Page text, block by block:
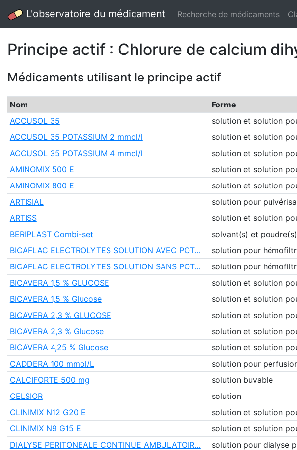
L'observatoire du médicament Recherche de médicaments
Principe actif : Chlorure de calcium
Médicaments utilisant le principe actif
Nom Forme
ACCUSOL 35
solution et solution
ACCUSOL 35 POTASSIUM 2 mmol/l
solution et solution
ACCUSOL 35 POTASSIUM 4 mmol/l
solution et solution
AMINOMIX 500 E
solution et solution
AMINOMIX 800 E
solution et solution
ARTISIAL
solution pour
ARTISS
solution et solution
BERIPLAST Combi-set
solvant(s) et
BICAFLAC ELECTROLYTES SOLUTION AVEC POT…
solution pour
BICAFLAC ELECTROLYTES SOLUTION SANS POT…
solution pour
BICAVERA 1,5 % GLUCOSE
solution et solution
BICAVERA 1,5 % Glucose
solution et solution
BICAVERA 2,3 % GLUCOSE
solution et solution
BICAVERA 2,3 % Glucose
solution et solution
BICAVERA 4,25 % Glucose
solution et solution
CADDERA 100 mmol/L
solution pour
CALCIFORTE 500 mg
solution buvable
CELSIOR
solution
CLINIMIX N12 G20 E
solution et solution
CLINIMIX N9 G15 E
solution et solution
DIALYSE PERITONEALE CONTINUE AMBULATOIR…
solution pour dialyse